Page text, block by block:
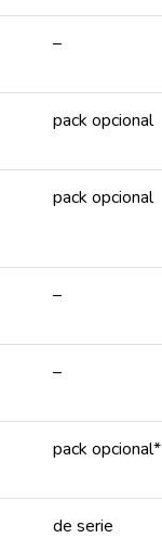
–
pack opcional
pack opcional
–
–
pack opcional*
de serie